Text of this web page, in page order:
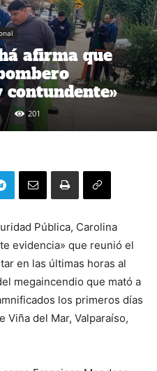
afirma que
contundente»
201
Pública, Carolina
evidencia» que reunió el
en las últimas horas al
megaincendio que mató a
los primeros días
Viña del Mar, Valparaíso,